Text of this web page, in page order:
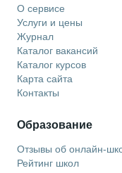
О сервисе
Услуги и цены
Журнал
Каталог вакансий
Каталог курсов
Карта сайта
Контакты
Образование
Отзывы об онлайн-
Рейтинг школ